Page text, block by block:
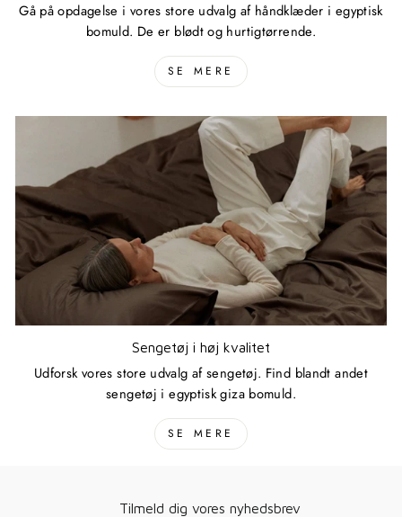
Gå på opdagelse i vores store udvalg af håndklæder i egyptisk
bomuld. De er blødt og hurtigtørrende.
SE MERE
Sengetøj i høj kvalitet
Udforsk vores store udvalg af sengetøj. Find blandt andet
sengetøj i egyptisk giza bomuld.
SE MERE
Tilmeld dig vores nyhedsbrev